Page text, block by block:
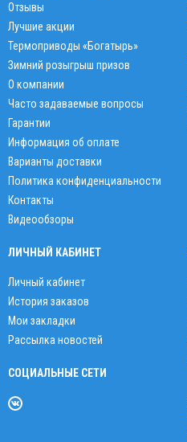
Отзывы
Лучшие акции
Термоприводы «Богатырь»
Зимний розыгрыш призов
О компании
Часто задаваемые вопросы
Гарантии
Информация об оплате
Варианты доставки
Политика конфиденциальности
Контакты
Видеообзоры
ЛИЧНЫЙ КАБИНЕТ
Личный кабинет
История заказов
Мои закладки
Рассылка новостей
СОЦИАЛЬНЫЕ СЕТИ